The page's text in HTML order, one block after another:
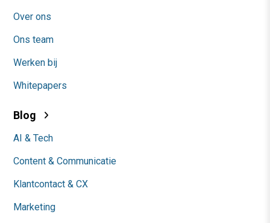
Over ons
Ons team
Werken bij
Whitepapers
Blog
AI & Tech
Content & Communicatie
Klantcontact & CX
Marketing